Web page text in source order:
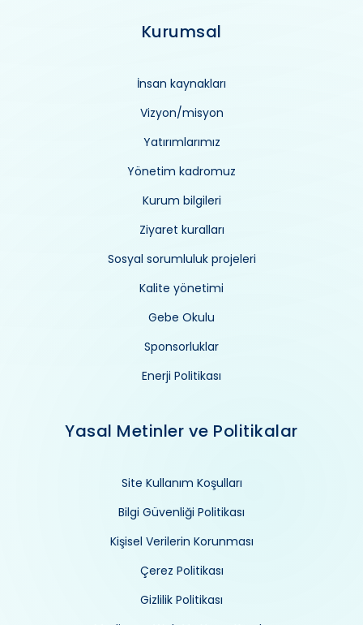
Kurumsal
İnsan kaynakları
Vizyon/misyon
Yatırımlarımız
Yönetim kadromuz
Kurum bilgileri
Ziyaret kuralları
Sosyal sorumluluk projeleri
Kalite yönetimi
Gebe Okulu
Sponsorluklar
Enerji Politikası
Yasal Metinler ve Politikalar
Site Kullanım Koşulları
Bilgi Güvenliği Politikası
Kişisel Verilerin Korunması
Çerez Politikası
Gizlilik Politikası